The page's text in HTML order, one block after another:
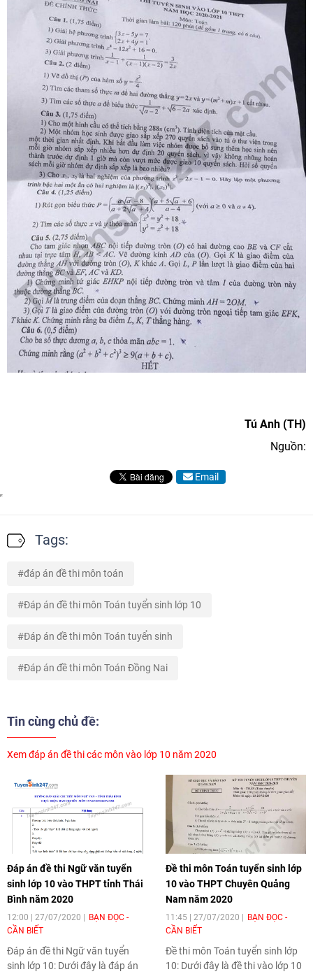
Tú Anh (TH)
Nguồn:
Email
Tags:
đáp án đề thi môn toán
Đáp án đề thi môn Toán tuyển sinh lớp 10
Đáp án đề thi môn Toán tuyển sinh
Đáp án đề thi môn Toán Đồng Nai
Tin cùng chủ đề:
Xem đáp án đề thi các môn vào lớp 10 năm 2020
Đáp án đề thi Ngữ văn tuyển
sinh lớp 10 vào THPT tỉnh Thái
Bình năm 2020
12:00 | 27/07/2020
BẠN ĐỌC -
CẦN BIẾT
Đáp án đề thi Ngữ văn tuyển
sinh lớp 10: Dưới đây là đáp án
Đề thi môn Toán tuyển sinh lớp
10 vào THPT Chuyên Quảng
Nam năm 2020
11:45 | 27/07/2020
BẠN ĐỌC -
CẦN BIẾT
Đề thi môn Toán tuyển sinh lớp
10: Dưới đây là đề thi vào lớp 10